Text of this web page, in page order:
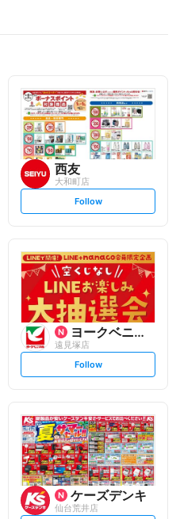
西友
大和町店
s
t
l
o
w
Follow
ヨークベニマル
遠見塚店
s
t
l
o
w
Follow
ケーズデンキ
仙台荒井店